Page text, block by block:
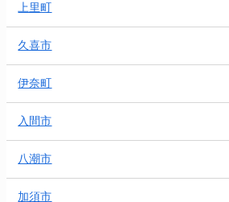
上里町
久喜市
伊奈町
入間市
八潮市
加須市